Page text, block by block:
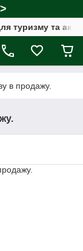
туризму та
в продажу.